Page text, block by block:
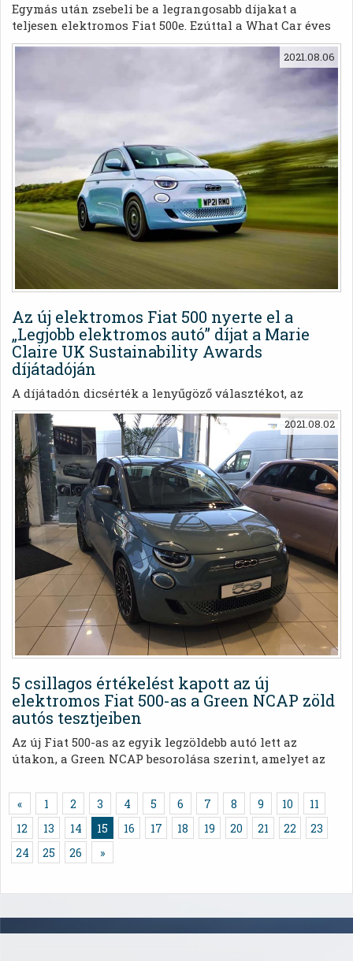
Egymás után zsebeli be a legrangosabb díjakat a
teljesen elektromos Fiat 500e. Ezúttal a What Car éves
díjátadóján nyerte el a Fiat 500e „A legjobb kis
Az új elektromos Fiat 500 nyerte el a
„Legjobb elektromos autó” díjat a Marie
Claire UK Sustainability Awards
díjátadóján
2021.08.06
A díjátadón dicsérték a lenyűgöző választékot, az
ikonikus dizájnt, a csatlakozási funkciókat és az
újrahasznosított anyagok felhasználását is.
5 csillagos értékelést kapott az új
elektromos Fiat 500-as a Green NCAP zöld
autós tesztjeiben
2021.08.02
Az új Fiat 500-as az egyik legzöldebb autó lett az
útakon, a Green NCAP besorolása szerint, amelyet az
rangsorol.
« 1 2 3 4 5 6 7 8 9 10
11
12
13 14 15 (Aktuális)
16 17 18 19 20 21 22
23
24
25 26 »